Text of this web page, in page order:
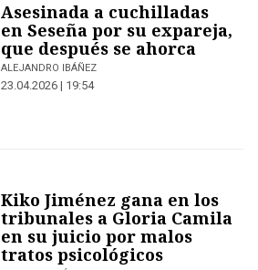
Asesinada a cuchilladas
en Seseña por su expareja,
que después se ahorca
ALEJANDRO IBÁÑEZ
23.04.2026 | 19:54
Kiko Jiménez gana en los
tribunales a Gloria Camila
en su juicio por malos
tratos psicológicos